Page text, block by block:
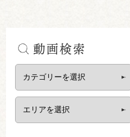
動画検索